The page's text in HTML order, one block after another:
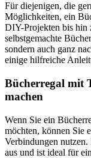
Für diejenigen, die
Möglichkeiten, ein
DIY-Projekten bis hin
selbstgemachte
sondern auch ganz
einige hilfreiche
Bücherregal mit
machen
Wenn Sie ein
möchten, können Sie
Verbindungen
aus und ist ideal für